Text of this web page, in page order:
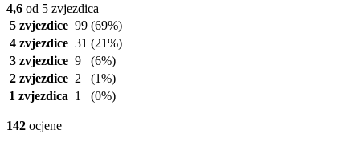
4,6 od 5 zvjezdica
5 zvjezdice 99 (69%)
4 zvjezdice 31 (21%)
3 zvjezdice 9
(6%)
2 zvjezdice 2
(1%)
1 zvjezdica 1 (0%)
142 ocjene